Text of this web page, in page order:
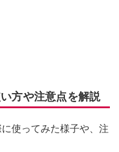
方や注意点を解説
使ってみた様子や、注